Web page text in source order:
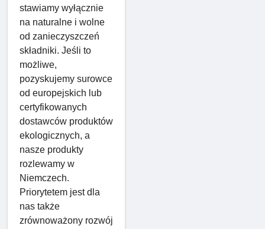
stawiamy wyłącznie
na naturalne i wolne
od zanieczyszczeń
składniki. Jeśli to
możliwe,
pozyskujemy surowce
od europejskich lub
certyfikowanych
dostawców produktów
ekologicznych, a
nasze produkty
rozlewamy w
Niemczech.
Priorytetem jest dla
nas także
zrównoważony rozwój